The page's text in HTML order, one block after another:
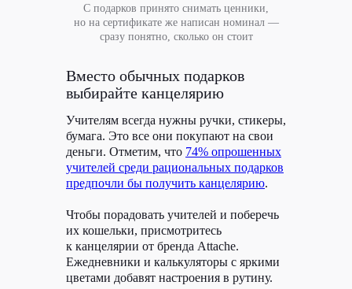
С подарков принято снимать ценники,
но на сертификате же написан номинал —
сразу понятно, сколько он стоит
Вместо обычных подарков
выбирайте канцелярию
Учителям всегда нужны ручки, стикеры,
бумага. Это все они покупают на свои
деньги. Отметим, что 74% опрошенных
учителей среди рациональных подарков
предпочли бы получить канцелярию.
Чтобы порадовать учителей и поберечь
их кошельки, присмотритесь
к канцелярии от бренда Attache.
Ежедневники и калькуляторы с яркими
цветами добавят настроения в рутину.
Статья в Журнал
Ситилинк
Ситилинк — это онлайн-магазин техники
и вещей для жизни. Они продают десятки
тысяч наименований товаров и помогают
не переплачивать. Держат низкие цены
за счет прямых поставок, большого объема,
собственных магазинов и пунктов выдачи.